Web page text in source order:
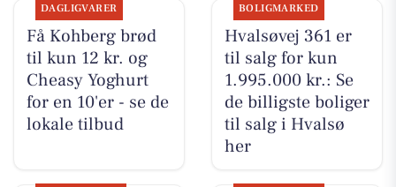
DAGLIGVARER
Få Kohberg brød
til kun 12 kr. og
Cheasy Yoghurt
for en 10'er - se de
lokale tilbud
BOLIGMARKED
Hvalsøvej 361 er
til salg for kun
1.995.000 kr.: Se
de billigste boliger
til salg i Hvalsø
her